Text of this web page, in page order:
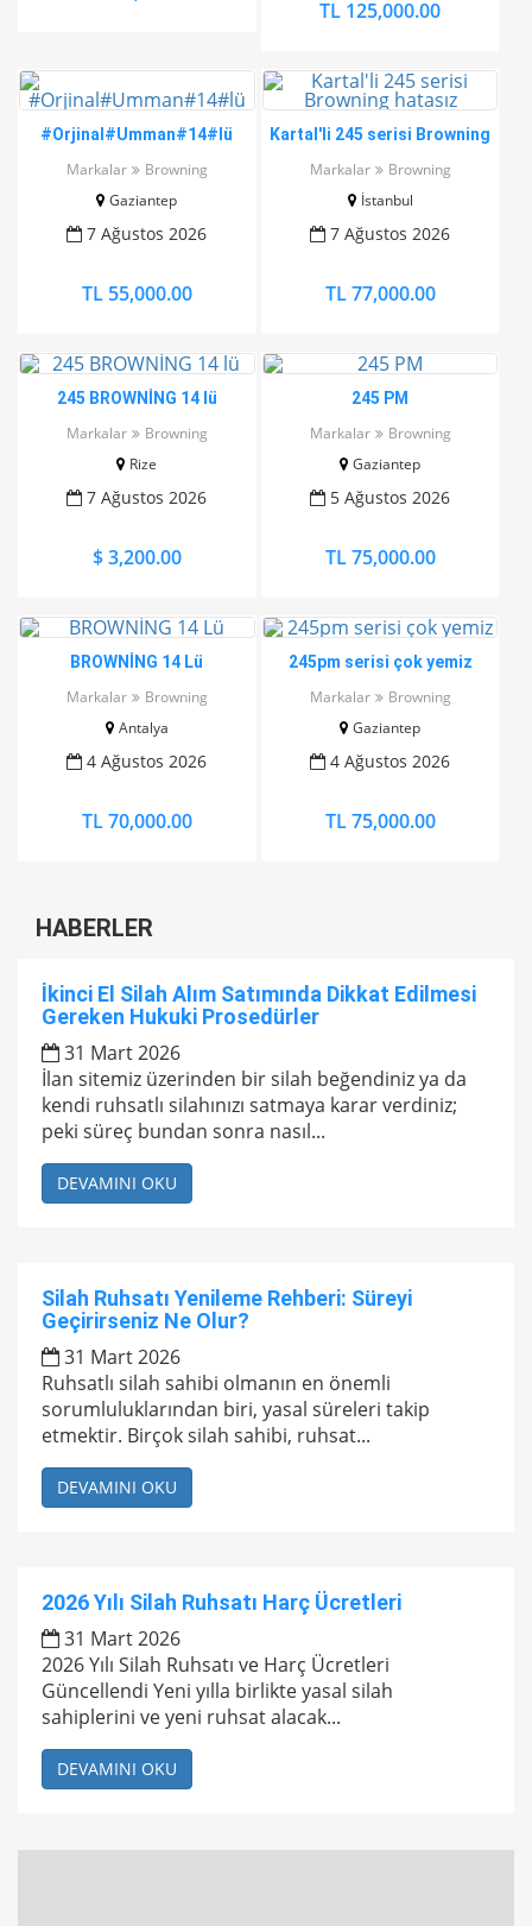
TL 125,000.00
#Orjinal#Umman#14#lü
Markalar
Browning
Gaziantep
7 Ağustos 2026
TL 55,000.00
Kartal'li 245 serisi Browning
Markalar
Browning
İstanbul
7 Ağustos 2026
TL 77,000.00
245 BROWNİNG 14 lü
Markalar
Browning
Rize
7 Ağustos 2026
$ 3,200.00
245 PM
Markalar
Browning
Gaziantep
5 Ağustos 2026
TL 75,000.00
BROWNİNG 14 Lü
Markalar
Browning
Antalya
4 Ağustos 2026
TL 70,000.00
245pm serisi çok yemiz
Markalar
Browning
Gaziantep
4 Ağustos 2026
TL 75,000.00
HABERLER
İkinci El Silah Alım Satımında Dikkat Edilmesi
Gereken Hukuki Prosedürler
31 Mart 2026
İlan sitemiz üzerinden bir silah beğendiniz ya da
kendi ruhsatlı silahınızı satmaya karar verdiniz;
peki süreç bundan sonra nasıl...
DEVAMINI OKU
Silah Ruhsatı Yenileme Rehberi: Süreyi
Geçirirseniz Ne Olur?
31 Mart 2026
Ruhsatlı silah sahibi olmanın en önemli
sorumluluklarından biri, yasal süreleri takip
etmektir. Birçok silah sahibi, ruhsat...
DEVAMINI OKU
2026 Yılı Silah Ruhsatı Harç Ücretleri
31 Mart 2026
2026 Yılı Silah Ruhsatı ve Harç Ücretleri
Güncellendi Yeni yılla birlikte yasal silah
sahiplerini ve yeni ruhsat alacak...
DEVAMINI OKU